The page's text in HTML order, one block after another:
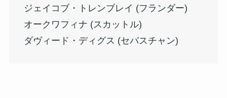
ジェイコブ・トレンブレイ (フランダー)
オークワフィナ (スカットル)
ダヴィード・ディグス (セバスチャン)